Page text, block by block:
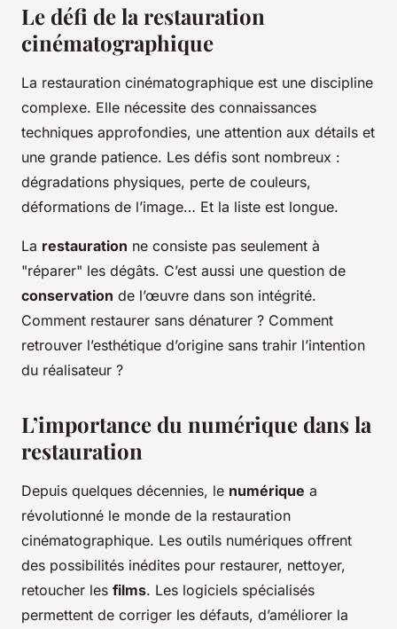
Le défi de la restauration
cinématographique
La restauration cinématographique est une discipline
complexe. Elle nécessite des connaissances
techniques approfondies, une attention aux détails et
une grande patience. Les défis sont nombreux :
dégradations physiques, perte de couleurs,
déformations de l’image… Et la liste est longue.
La restauration ne consiste pas seulement à
"réparer" les dégâts. C’est aussi une question de
conservation de l’œuvre dans son intégrité.
Comment restaurer sans dénaturer ? Comment
retrouver l’esthétique d’origine sans trahir l’intention
du réalisateur ?
L’importance du numérique dans la
restauration
Depuis quelques décennies, le numérique a
révolutionné le monde de la restauration
cinématographique. Les outils numériques offrent
des possibilités inédites pour restaurer, nettoyer,
retoucher les films. Les logiciels spécialisés
permettent de corriger les défauts, d’améliorer la